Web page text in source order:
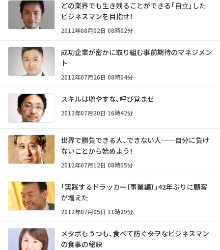
どの業界でも生き残ることができる「自立」した
ビジネスマンを目指せ！
2012年08月02日 08時02分
成功企業が密かに取り組む事前期待のマネジメン
ト
2012年07月26日 08時04分
スキルは増やすな、呼び覚ませ
2012年07月20日 16時42分
世界で勝負できる人、できない人──自分に負け
ないことから始めよう！
2012年07月12日 08時05分
「実践するドラッカー〔事業編〕」――42年ぶりに顧客
が増えた
2012年07月05日 11時29分
メタボもうつも、食べて防ぐ――タフなビジネスマン
の食事の秘訣